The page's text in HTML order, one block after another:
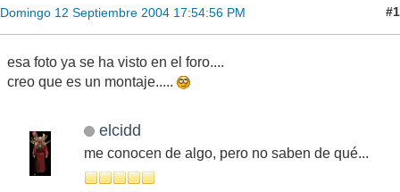
Domingo 12 Septiembre 2004 17:54:56 PM #1
esa foto ya se ha visto en el foro....
creo que es un montaje.....
elcidd
me conocen de algo, pero no saben de qué...